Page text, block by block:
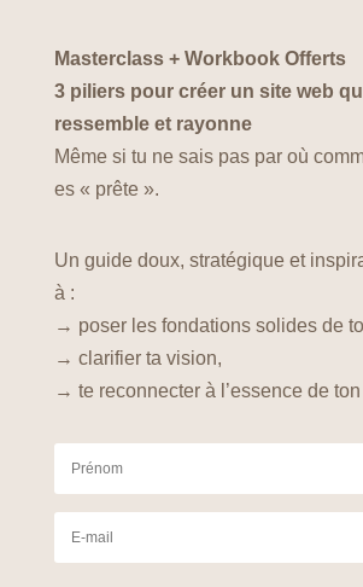
Masterclass + Workbook Offerts
3 piliers pour créer un site web
ressemble et rayonne
Même si tu ne sais pas par où
es « prête ».
Un guide doux, stratégique et
à :
→ poser les fondations solides de
→ clarifier ta vision,
→ te reconnecter à l’essence de